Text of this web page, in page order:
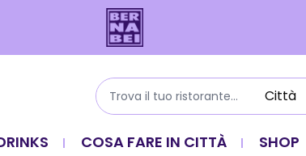
COSA FARE IN CITTÀ SHOP